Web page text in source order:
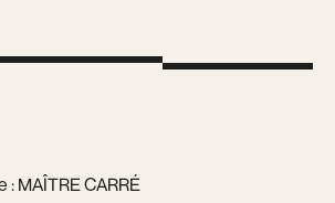
: MAÎTRE CARRÉ